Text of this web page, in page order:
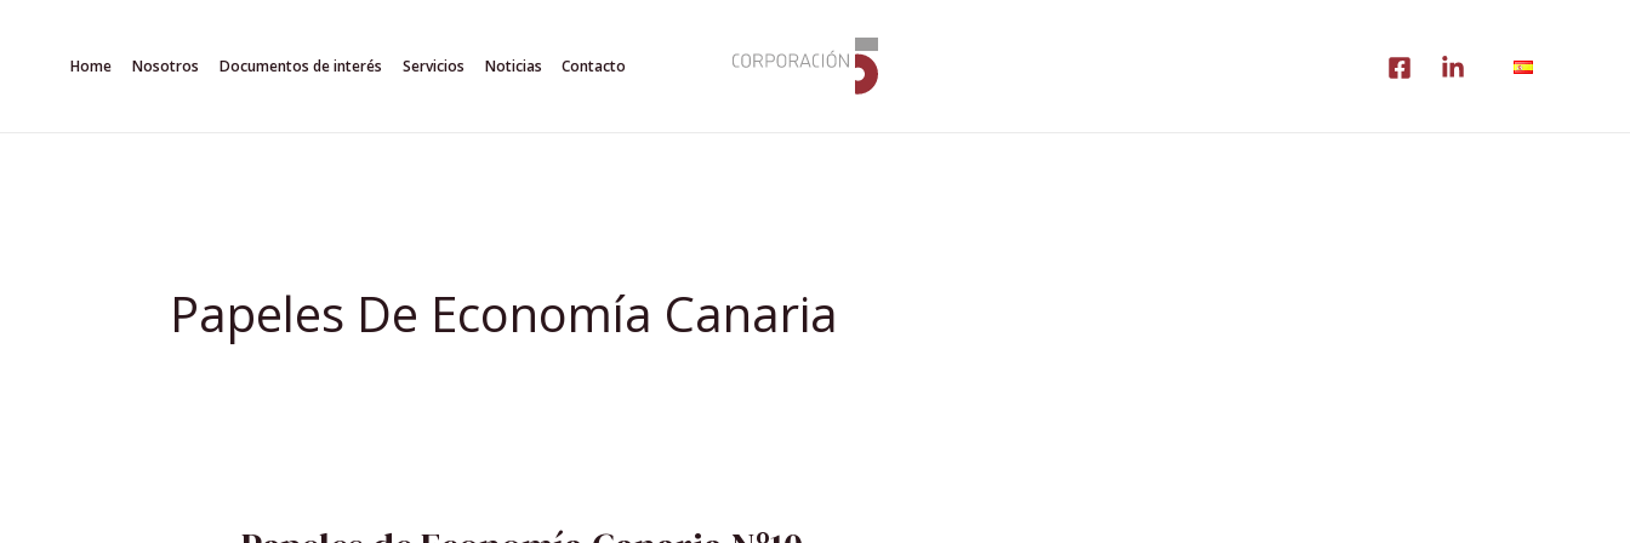
Home Nosotros Documentos de interés Servicios Noticias Contacto
Papeles De Economía Canaria
PAPELES